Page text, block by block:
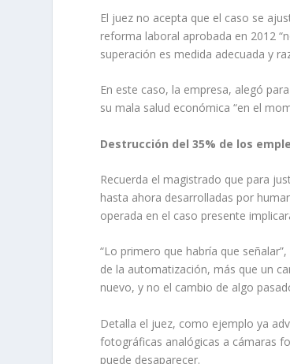
El juez no acepta que el caso se
reforma laboral aprobada en 2012
superación es medida adecuada y
En este caso, la empresa, alegó
su mala salud económica “en el
Destrucción del 35% de los
Recuerda el magistrado que para
hasta ahora desarrolladas por
operada en el caso presente
“Lo primero que habría que
de la automatización, más que un
nuevo, y no el cambio de algo
Detalla el juez, como ejemplo ya
fotográficas analógicas a cámaras
puede desaparecer.